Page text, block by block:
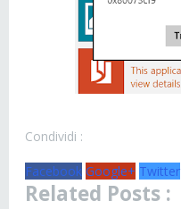
Condividi :
Facebook Google+ Twitter
Related Posts :